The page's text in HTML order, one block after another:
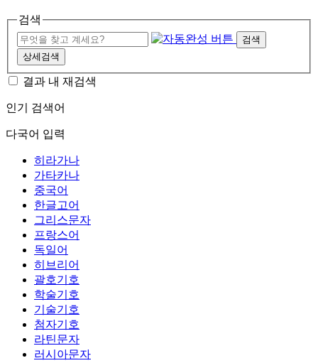
검색
검색
상세검색
결과 내 재검색
인기 검색어
다국어 입력
히라가나
가타카나
중국어
한글고어
그리스문자
프랑스어
독일어
히브리어
괄호기호
학술기호
기술기호
첨자기호
라틴문자
러시아문자